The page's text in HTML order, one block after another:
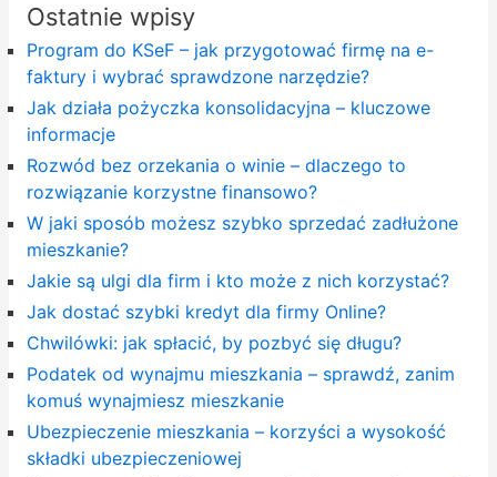
Ostatnie wpisy
Program do KSeF – jak przygotować firmę na e-
faktury i wybrać sprawdzone narzędzie?
Jak działa pożyczka konsolidacyjna – kluczowe
informacje
Rozwód bez orzekania o winie – dlaczego to
rozwiązanie korzystne finansowo?
W jaki sposób możesz szybko sprzedać zadłużone
mieszkanie?
Jakie są ulgi dla firm i kto może z nich korzystać?
Jak dostać szybki kredyt dla firmy Online?
Chwilówki: jak spłacić, by pozbyć się długu?
Podatek od wynajmu mieszkania – sprawdź, zanim
komuś wynajmiesz mieszkanie
Ubezpieczenie mieszkania – korzyści a wysokość
składki ubezpieczeniowej